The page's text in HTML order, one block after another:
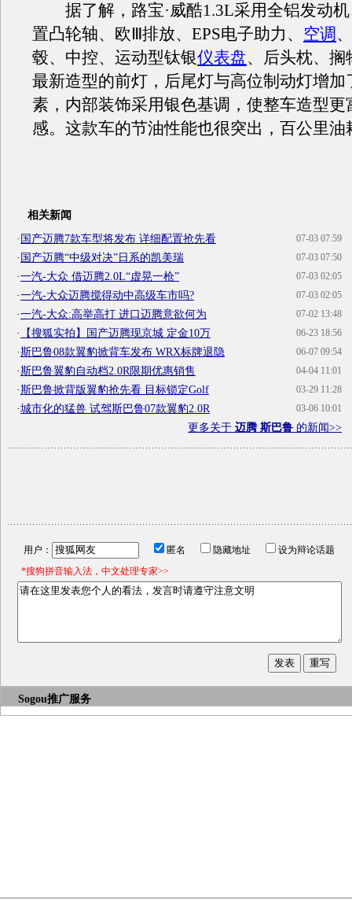
据了解，路宝·威酷1.3L采用全铝发动机
置凸轮轴、欧Ⅲ排放、EPS电子助力、 空调
毂、中控、运动型钛银仪表盘、后头枕、搁
最新造型的前灯，后尾灯与高位制动灯增加
素，内部装饰采用银色基调，使整车造型更
感。这款车的节油性能也很突出，百公里油
相关新闻
07-03 07:59
·国产迈腾7款车型将发布 详细配置抢先看
07-03 07:50
·国产迈腾“中级对决”日系的凯美瑞
07-03 02:05
·一汽-大众 借迈腾2.0L“虚晃一枪”
07-03 02:05
·一汽-大众迈腾搅得动中高级车市吗?
07-02 13:48
·一汽-大众:高举高打 进口迈腾意欲何为
06-23 18:56
· 【搜狐实拍】国产迈腾现京城 定金10万
06-07 09:54
·斯巴鲁08款翼豹掀背车发布 WRX标牌退隐
04-04 11:01
·斯巴鲁翼豹自动档2.0R限期优惠销售
03-29 11:28
·斯巴鲁掀背版翼豹抢先看 目标锁定Golf
03-06 10:01
·城市化的猛兽 试驾斯巴鲁07款翼豹2.0R
更多关于 迈腾 斯巴鲁 的新闻>>
用户： 匿名 隐藏地址
设为辩论话题
*搜狗拼音输入法，中文处理专家>>
Sogou推广服务